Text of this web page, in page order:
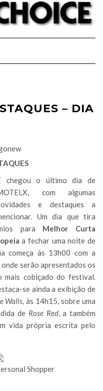
Navigation
– DIA
chegou o último dia de
com algumas
e destaques a
Um dia que tira
para Melhor Curta
a fechar uma noite de
começa às 13h00 com a
serão apresentados os
mais cobiçado do festival.
se ainda a exibição de
Walls,às 14h15, sobre uma
de Rose Red, a também
vida própria escrita pelo
Shopper